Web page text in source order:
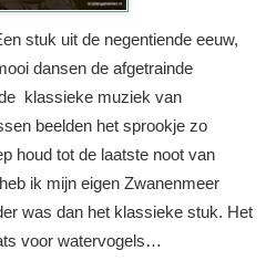
stuk uit de negentiende eeuw,
dansen de afgetrainde
klassieke muziek van
beelden het sprookje zo
houd tot de laatste noot van
ik mijn eigen Zwanenmeer
was dan het klassieke stuk. Het
voor watervogels…